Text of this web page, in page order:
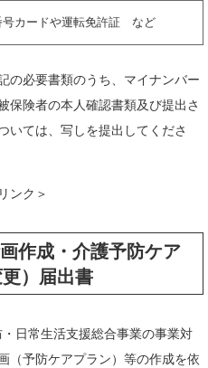
号カードや運転免許証 など
の必要書類のうち、マイナンバー
保険者の本人確認書類及び提出さ
いては、写しを提出してくださ
ンク＞
作成・介護予防ケア
）届出書
日常生活支援総合事業の事業対
（予防ケアプラン）等の作成を依